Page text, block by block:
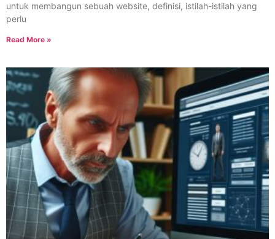
untuk membangun sebuah website, definisi, istilah-istilah yang
perlu
Read More »